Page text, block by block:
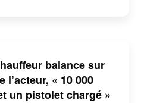
balance sur
l’acteur, « 10 000
un pistolet chargé »